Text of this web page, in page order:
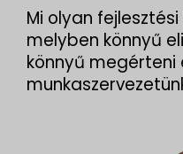
Mi olyan
melyben könnyű
könnyű